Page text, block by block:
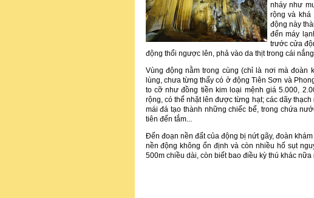
nháy như
rộng và
động này
đến máy
trước cửa
động thổi ngược lên, phả vào da thịt trong cái
Vùng động nằm trong cùng (chỉ là nơi mà đoàn
lùng, chưa từng thấy có ở động Tiên Sơn và
to cỡ như đồng tiền kim loại mệnh giá 5.000,
rộng, có thể nhặt lên được từng hạt; các dãy
mái đá tạo thành những chiếc bể, trong chứa
tiên đến tắm...
Ðến đoạn nền đất của động bị nứt gãy, đoàn
nền động không ổn định và còn nhiều hố sụt
500m chiều dài, còn biết bao điều kỳ thú khác